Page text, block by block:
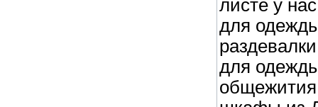
листе у
для
для